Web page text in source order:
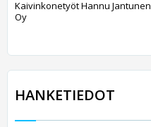
Kaivinkonetyöt Hannu Jantunen
Oy
HANKETIEDOT